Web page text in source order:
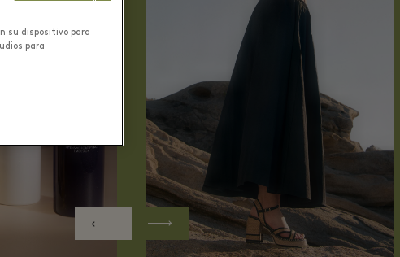
su dispositivo para
para